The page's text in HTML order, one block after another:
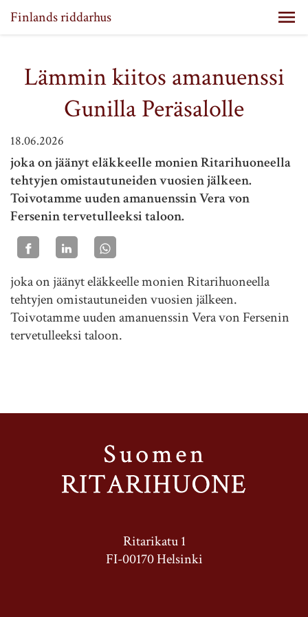
Finlands riddarhus
Lämmin kiitos amanuenssi
Gunilla Peräsalolle
18.06.2026
joka on jäänyt eläkkeelle monien Ritarihuoneella
tehtyjen omistautuneiden vuosien jälkeen.
Toivotamme uuden amanuenssin Vera von
Fersenin tervetulleeksi taloon.
joka on jäänyt eläkkeelle monien Ritarihuoneella
tehtyjen omistautuneiden vuosien jälkeen.
Toivotamme uuden amanuenssin Vera von Fersenin
tervetulleeksi taloon.
Ritarikatu 1
FI-00170 Helsinki